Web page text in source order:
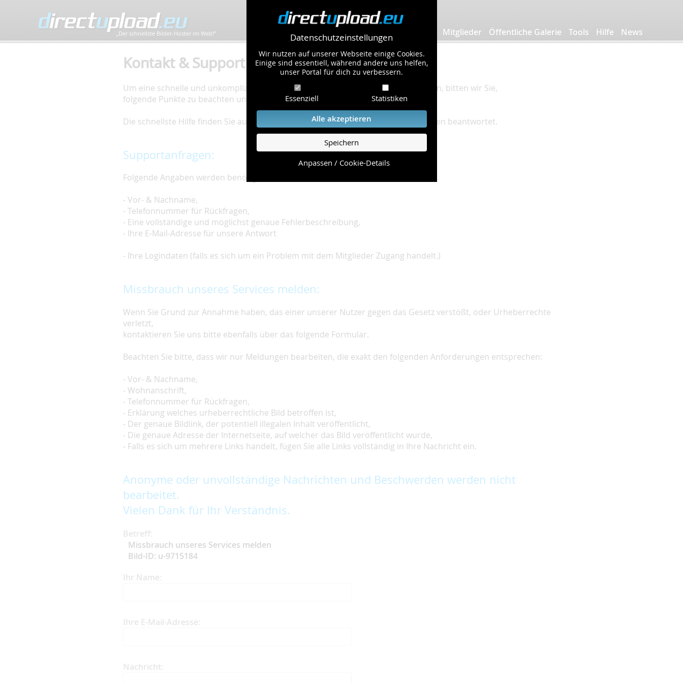
Datenschutzeinstellungen
Wir nutzen auf unserer Webseite einige Cookies.
Einige sind essentiell, während andere uns helfen,
unser Portal für dich zu verbessern.
Essenziell Statistiken
Alle akzeptieren
Speichern
Anpassen / Cookie-Details
„Der schnellste Bilder-Hoster im Web!” Mitglieder Öffentliche Galerie Tools Hilfe News
Kontakt & Support
Um eine schnelle und unkomplizierte Bearbeitung Ihres Problems zu gewährleisten, bitten wir Sie,
folgende Punkte zu beachten und einzuhalten.
Die schnellste Hilfe finden Sie auf unserer
Hilfe Seite, die die häufig gestellten Fragen beantwortet.
Supportanfragen:
Folgende Angaben werden benötigt:
- Vor- & Nachname,
- Telefonnummer für Rückfragen,
- Eine vollständige und möglichst genaue Fehlerbeschreibung,
- Ihre E-Mail-Adresse für unsere Antwort
- Ihre Logindaten (falls es sich um ein Problem mit dem Mitglieder Zugang handelt.)
Missbrauch unseres Services melden:
Wenn Sie Grund zur Annahme haben, das einer unserer Nutzer gegen das Gesetz verstößt, oder Urheberrechte
verletzt,
kontaktieren Sie uns bitte ebenfalls über das folgende Formular.
Beachten Sie bitte, dass wir nur Meldungen bearbeiten, die exakt den folgenden Anforderungen entsprechen:
- Vor- & Nachname,
- Wohnanschrift,
- Telefonnummer für Rückfragen,
- Erklärung welches urheberrechtliche Bild betroffen ist,
- Der genaue Bildlink, der potentiell illegalen Inhalt veröffentlicht,
- Die genaue Adresse der Internetseite, auf welcher das Bild veröffentlicht wurde,
- Falls es sich um mehrere Links handelt, fügen Sie alle Links vollständig in Ihre Nachricht ein.
Anonyme oder unvollständige Nachrichten und Beschwerden werden nicht
bearbeitet.
Vielen Dank für Ihr Verständnis.
Betreff:
Missbrauch unseres Services melden
Bild-ID: u-9715184
Ihr Name:
Ihre E-Mail-Adresse:
Nachricht: